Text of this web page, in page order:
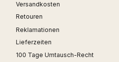
Versandkosten
Retouren
Reklamationen
Lieferzeiten
100 Tage Umtausch-Recht